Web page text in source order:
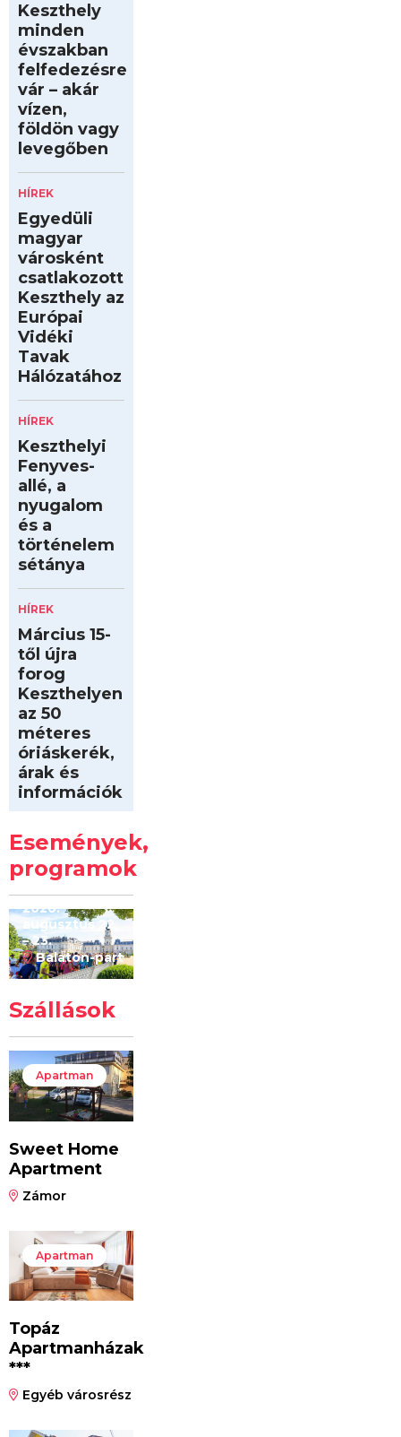
Keszthely
minden
évszakban
felfedezésre
vár – akár
vízen,
földön vagy
levegőben
HÍREK
Egyedüli
magyar
városként
csatlakozott
Keszthely az
Európai
Vidéki
Tavak
Hálózatához
HÍREK
Keszthelyi
Fenyves-
allé, a
nyugalom
és a
történelem
sétánya
HÍREK
Március 15-
től újra
forog
Keszthelyen
az 50
méteres
óriáskerék,
árak és
információk
Események,
programok
Kilóméterek
2026
2026.
augusztus 22
– 23.
Balaton-part
Szállások
Apartman
Sweet Home
Apartment
Zámor
Apartman
Topáz
Apartmanházak
***
Egyéb városrész